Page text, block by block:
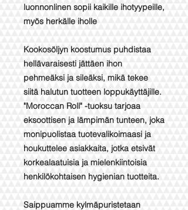
luonnonlinen sopii kaikille ihotyypeille,
myös herkälle iholle
Kookosöljyn koostumus puhdistaa
hellävaraisesti jättäen ihon
pehmeäksi ja sileäksi, mikä tekee
siitä halutun tuotteen loppukäyttäjille.
"Moroccan Roll" -tuoksu tarjoaa
eksoottisen ja lämpimän tunteen, joka
monipuolistaa tuotevalikoimaasi ja
houkuttelee asiakkaita, jotka etsivät
korkealaatuisia ja mielenkiintoisia
henkilökohtaisen hygienian tuotteita.
Saippuamme kylmäpuristetaan